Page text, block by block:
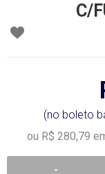
C/
(no boleto
ou R$ 280,79
-